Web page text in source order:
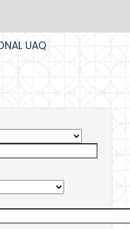
UAQ